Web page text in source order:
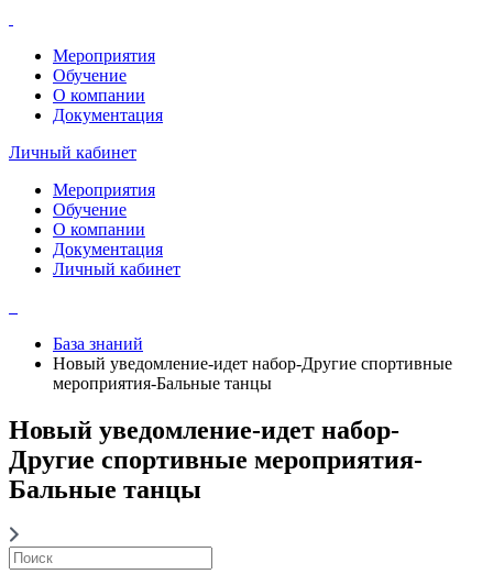
Мероприятия
Обучение
О компании
Документация
Личный кабинет
Мероприятия
Обучение
О компании
Документация
Личный кабинет
База знаний
Новый уведомление-идет набор-Другие спортивные
мероприятия-Бальные танцы
Новый уведомление-идет набор-
Другие спортивные мероприятия-
Бальные танцы